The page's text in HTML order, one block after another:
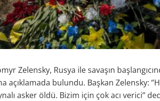
Zelensky, Rusya ile savaşın
açıklamada bulundu. Başkan Zelensky:
asker öldü. Bizim için çok acı verici’’